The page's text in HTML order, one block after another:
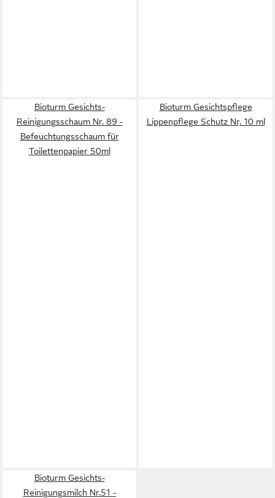
Bioturm Gesichts-
Reinigungsschaum Nr. 89 -
Befeuchtungsschaum für
Toilettenpapier 50ml
Bioturm Gesichtspflege
Lippenpflege Schutz Nr, 10 ml
Bioturm Gesichts-
Reinigungsmilch Nr.51 -